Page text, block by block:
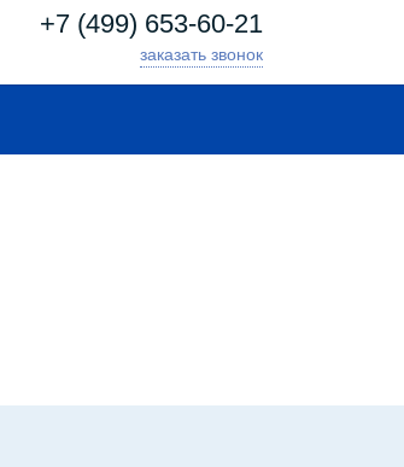
+7 (499) 653-60-21
заказать звонок